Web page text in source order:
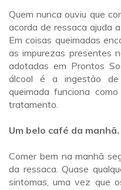
Quem nunca ouviu que
acorda de ressaca ajuda
Em coisas queimadas
as impurezas presentes
adotadas em Prontos
álcool é a ingestão
queimada funciona
tratamento.
Um belo café da manhã.
Comer bem na manhã
da ressaca. Quase
sintomas, uma vez que